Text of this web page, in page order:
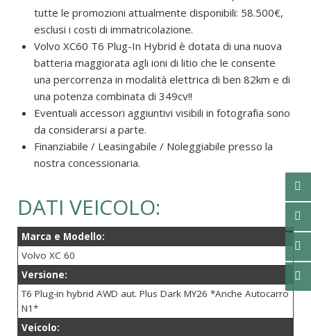
tutte le promozioni attualmente disponibili: 58.500€,
esclusi i costi di immatricolazione.
Volvo XC60 T6 Plug-In Hybrid è dotata di una nuova
batteria maggiorata agli ioni di litio che le consente
una percorrenza in modalità elettrica di ben 82km e di
una potenza combinata di 349cv!!
Eventuali accessori aggiuntivi visibili in fotografia sono
da considerarsi a parte.
Finanziabile / Leasingabile / Noleggiabile presso la
nostra concessionaria.
DATI VEICOLO:
Marca e Modello:
Volvo XC 60
Versione:
T6 Plug-in hybrid AWD aut. Plus Dark MY26 *Anche Autocarro
N1*
Veicolo: